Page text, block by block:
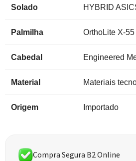
Solado HYBRID
Palmilha OrthoLite X-55
Cabedal Engineered
Material Materiais
Origem Importado
Compra Segura B2 Online